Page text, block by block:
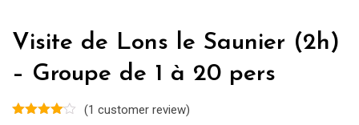
Visite de Lons le Saunier (2h)
– Groupe de 1 à 20 pers
(1 customer review)